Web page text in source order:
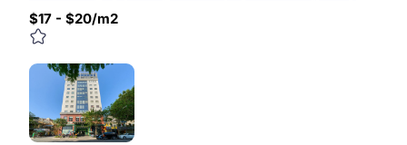
Mặt bằng cho thuê tại tòa nhà
Tòa nhà Nam Long là cao ốc văn phòng cho thuê
tích sử dụng là hơn 2.000m2. Đặc biệt, tòa nhà có
$17 - $20/m2